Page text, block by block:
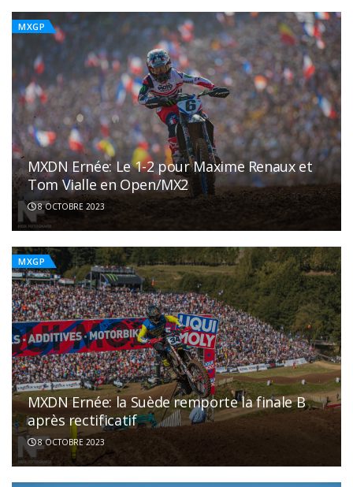
MXGP
MXDN Ernée: Le 1-2 pour Maxime Renaux et
Tom Vialle en Open/MX2
8 OCTOBRE 2023
MXGP
MXDN Ernée: la Suède remporte la finale B
après rectificatif
8 OCTOBRE 2023